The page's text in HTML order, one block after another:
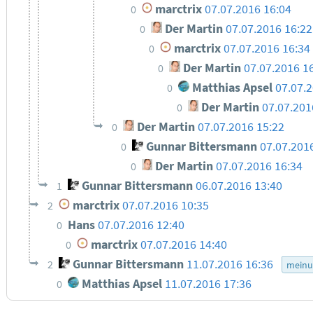
0 marctrix07.07.2016 16:04
0 Der Martin 07.07.2016 16:22
0 marctrix07.07.2016 16:34
0 Der Martin07.07.2016
0 Matthias Apsel
0 Der Martin
0 Der Martin07.07.2016 15:22
0 Gunnar Bittersmann
0 Der Martin07.07.2016 16:34
1 Gunnar Bittersmann06.07.2016 13:40
2 marctrix 07.07.2016 10:35
0 Hans07.07.2016 12:40
0 marctrix07.07.2016 14:40
2 Gunnar Bittersmann 11.07.2016 16:36
0 Matthias Apsel 11.07.2016 17:36